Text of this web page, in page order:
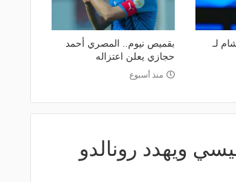
لـ
بقميص نيوم.. المصري أحمد
حجازي يعلن اعتزاله
منذ أسبوع
ويهدد رونالدو